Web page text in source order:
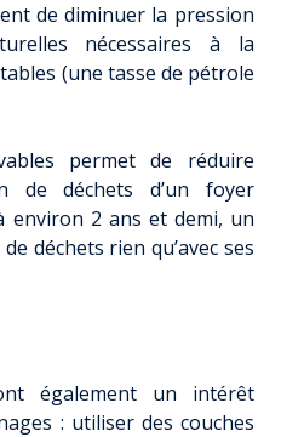
de diminuer la pression
nécessaires à la
(une tasse de pétrole
permet de réduire
de déchets d’un foyer
environ 2 ans et demi, un
déchets rien qu’avec ses
également un intérêt
: utiliser des couches